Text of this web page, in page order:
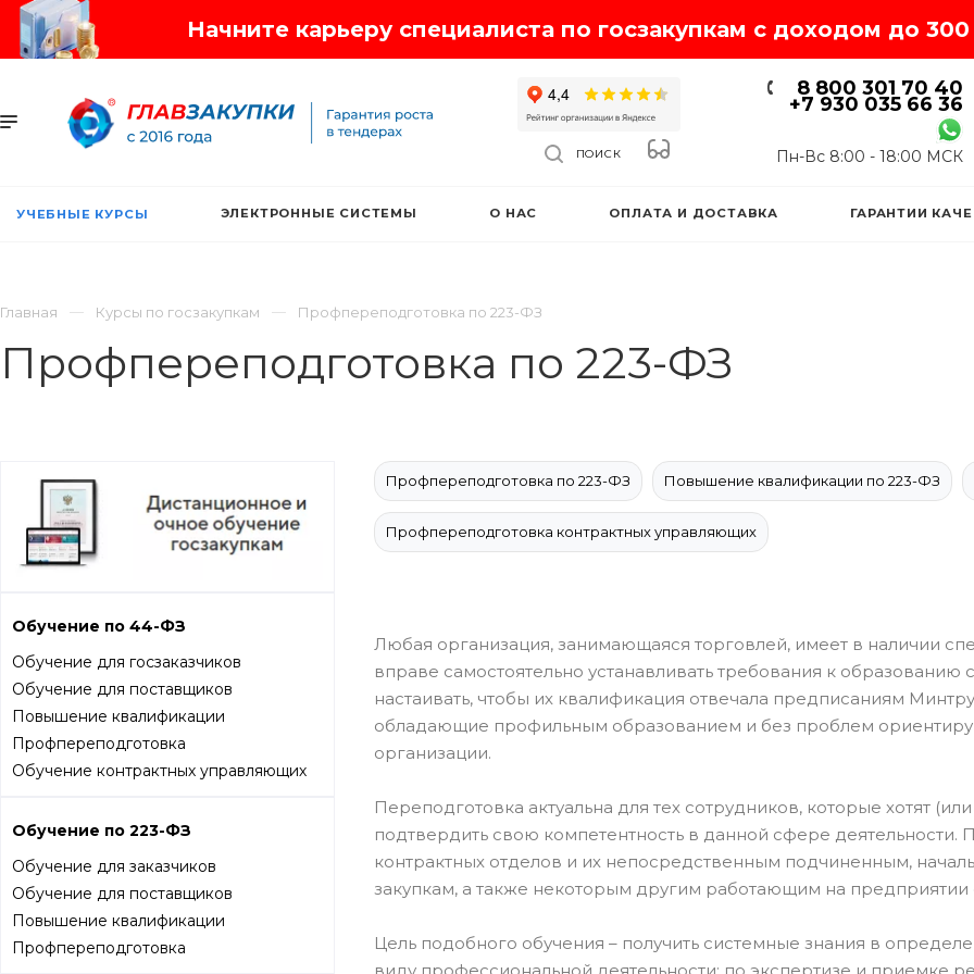
Начните карьеру специалиста по госзакупкам с доходом до 300
ПОИСК
8 800 301 70 40
+7 930 035 66 36
Пн-Вс 8:00 - 18:00 МСК
УЧЕБНЫЕ КУРСЫ ЭЛЕКТРОННЫЕ СИСТЕМЫ О НАС ОПЛАТА И ДОСТАВКА ГАРАНТИИ
Главная Курсы по госзакупкам Профпереподготовка по 223-ФЗ
Профпереподготовка по 223-ФЗ
Обучение по 44-ФЗ
Обучение для госзаказчиков
Обучение для поставщиков
Повышение квалификации
Профпереподготовка
Обучение контрактных управляющих
Обучение по 223-ФЗ
Обучение для заказчиков
Обучение для поставщиков
Повышение квалификации
Профпереподготовка
Профпереподготовка по 223-ФЗ Повышение квалификации по 223-ФЗ
Профпереподготовка контрактных управляющих
Любая организация, занимающаяся торговлей, имеет в наличии
вправе самостоятельно устанавливать требования к
настаивать, чтобы их квалификация отвечала предписаниям
обладающие профильным образованием и без проблем
организации.
Переподготовка актуальна для тех сотрудников, которые хотят
подтвердить свою компетентность в данной сфере
контрактных отделов и их непосредственным подчиненным,
закупкам, а также некоторым другим работающим на предприятии
Цель подобного обучения – получить системные знания в
виду профессиональной деятельности: по экспертизе и приемке